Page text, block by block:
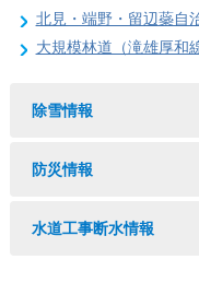
北見・端野・留辺蘂自
大規模林道（滝雄厚和
除雪情報
防災情報
水道工事断水情報